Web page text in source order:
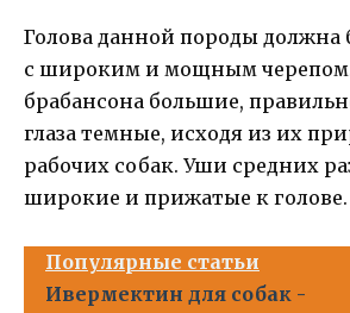
Голова данной породы должна
с широким и мощным
брабансона большие,
глаза темные, исходя из их
рабочих собак. Уши средних
широкие и прижатые к голове.
Популярные статьи
Ивермектин для собак -